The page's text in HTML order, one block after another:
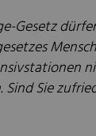
Gesetz
Sie